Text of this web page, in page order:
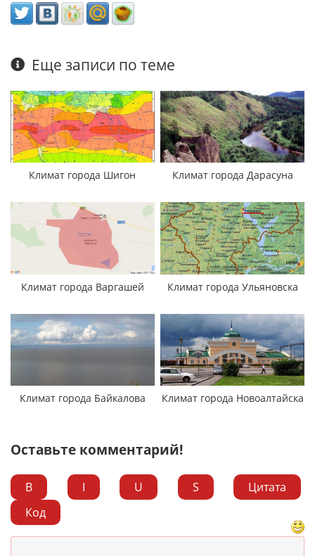
Еще записи по теме
Климат города Шигон Климат города Дарасуна
Климат города Варгашей Климат города Ульяновска
Климат города Байкалова Климат города Новоалтайска
Оставьте комментарий!
B I U S
Цитата
Код